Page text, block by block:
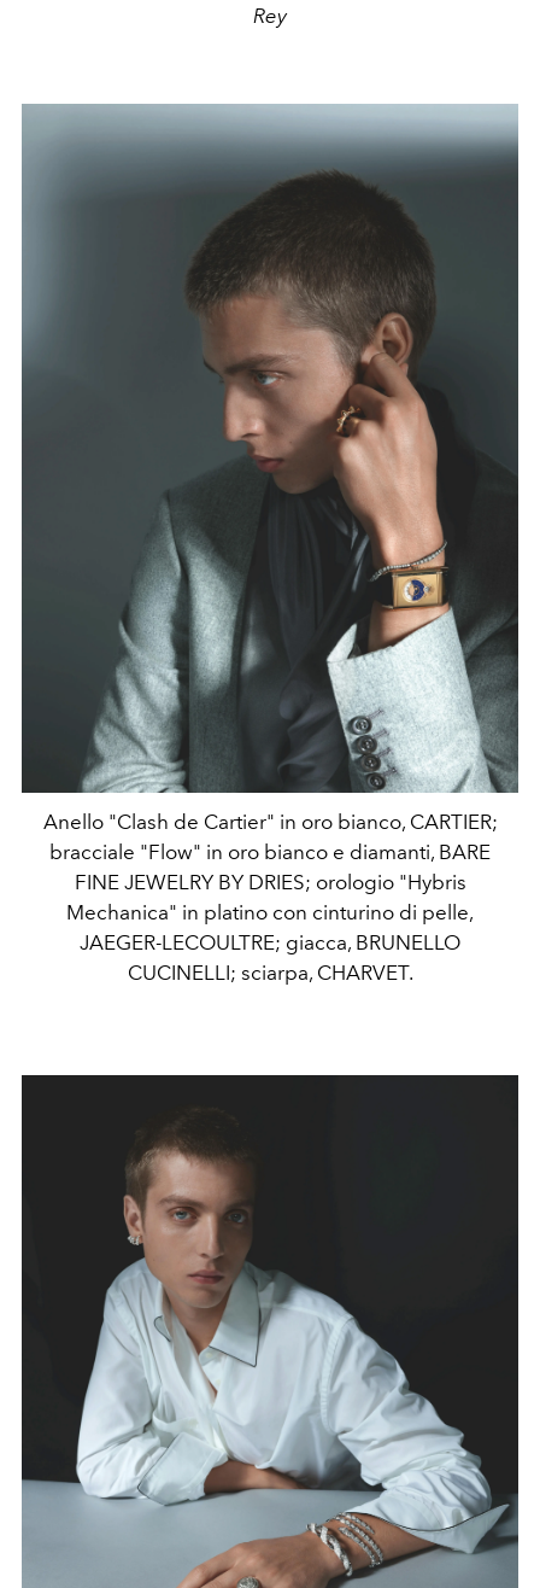
Rey
Anello "Clash de Cartier" in oro bianco, CARTIER;
bracciale "Flow" in oro bianco e diamanti, BARE
FINE JEWELRY BY DRIES; orologio "Hybris
Mechanica" in platino con cinturino di pelle,
JAEGER-LECOULTRE; giacca, BRUNELLO
CUCINELLI; sciarpa, CHARVET.